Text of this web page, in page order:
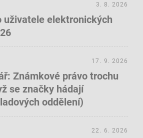
uživatele elektronických
3. 8. 2026
Známkové právo trochu
se značky hádají
oddělení)
17. 9. 2026
22. 6. 2026